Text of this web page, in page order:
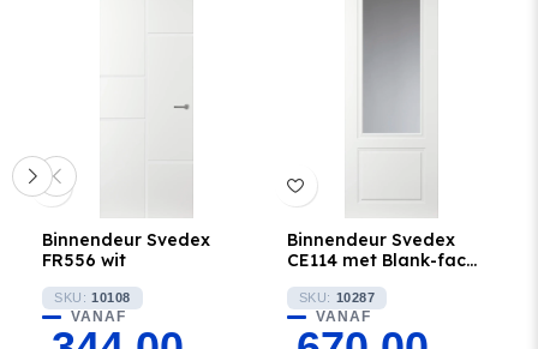
Binnendeur Svedex
FR556 wit
SKU: 10108
VANAF
Binnendeur Svedex
CE114 met Blank-facet
SKU: 10287
VANAF